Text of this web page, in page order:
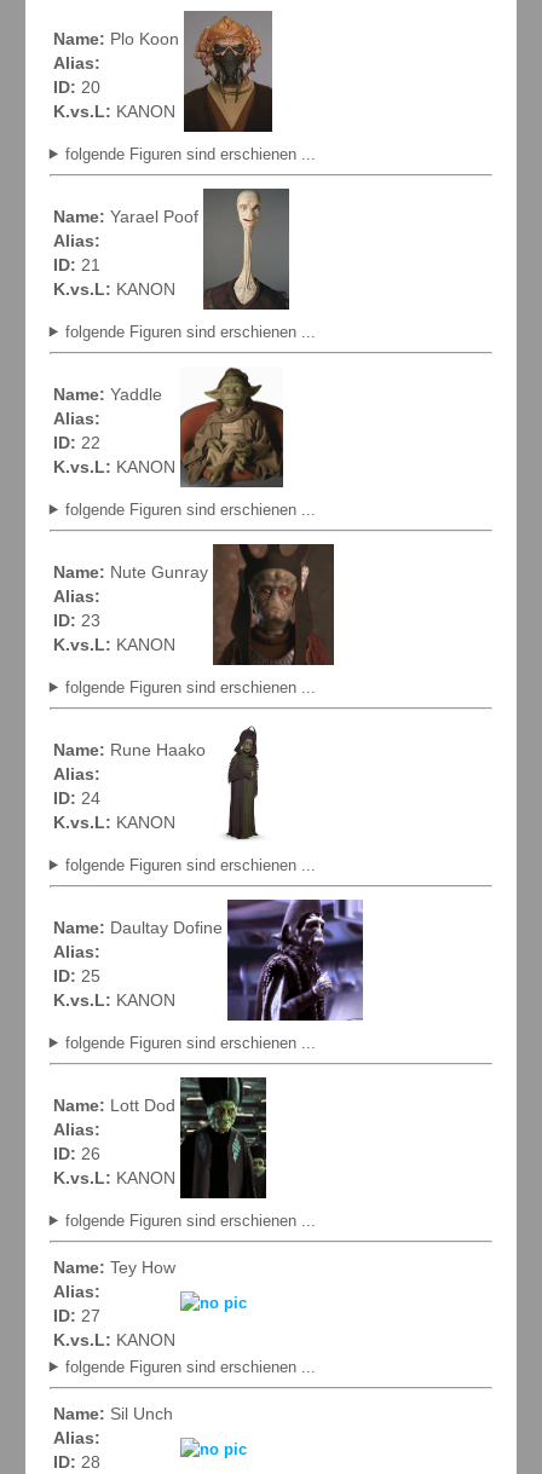
Name: Plo Koon
Alias:
ID: 20
K.vs.L: KANON
folgende Figuren sind erschienen ...
Name: Yarael Poof
Alias:
ID: 21
K.vs.L: KANON
folgende Figuren sind erschienen ...
Name: Yaddle
Alias:
ID: 22
K.vs.L: KANON
folgende Figuren sind erschienen ...
Name: Nute Gunray
Alias:
ID: 23
K.vs.L: KANON
folgende Figuren sind erschienen ...
Name: Rune Haako
Alias:
ID: 24
K.vs.L: KANON
folgende Figuren sind erschienen ...
Name: Daultay Dofine
Alias:
ID: 25
K.vs.L: KANON
folgende Figuren sind erschienen ...
Name: Lott Dod
Alias:
ID: 26
K.vs.L: KANON
folgende Figuren sind erschienen ...
Name: Tey How
Alias:
ID: 27
K.vs.L: KANON
folgende Figuren sind erschienen ...
Name: Sil Unch
Alias:
ID: 28